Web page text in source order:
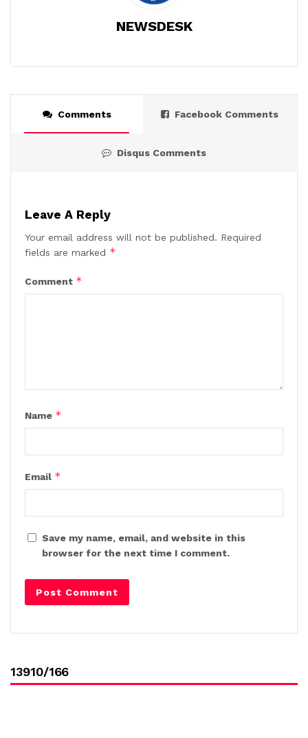
NEWSDESK
Comments Facebook Comments
Disqus Comments
Leave A Reply
Your email address will not be published. Required
fields are marked *
Comment *
Name *
Email *
Save my name, email, and website in this
browser for the next time I comment.
13910/166